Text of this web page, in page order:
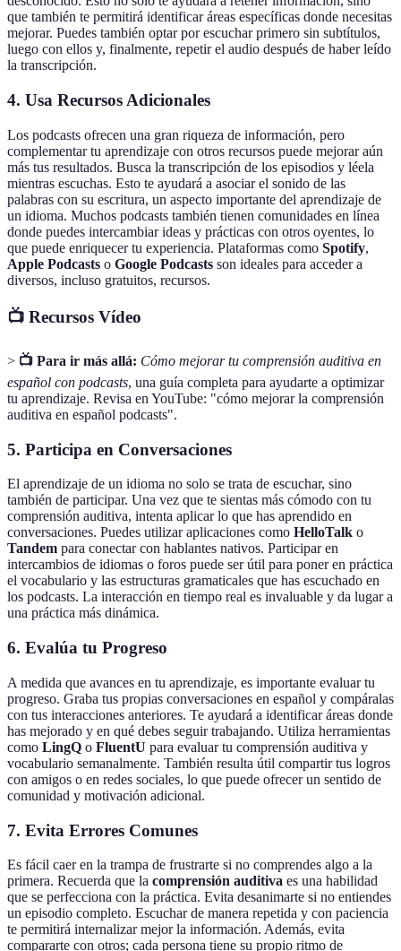
que también te permitirá identificar áreas específicas donde necesitas
mejorar. Puedes también optar por escuchar primero sin subtítulos,
luego con ellos y, finalmente, repetir el audio después de haber leído
la transcripción.
4. Usa Recursos Adicionales
Los podcasts ofrecen una gran riqueza de información, pero
complementar tu aprendizaje con otros recursos puede mejorar aún
más tus resultados. Busca la transcripción de los episodios y léela
mientras escuchas. Esto te ayudará a asociar el sonido de las
palabras con su escritura, un aspecto importante del aprendizaje de
un idioma. Muchos podcasts también tienen comunidades en línea
donde puedes intercambiar ideas y prácticas con otros oyentes, lo
que puede enriquecer tu experiencia. Plataformas como Spotify,
Apple Podcasts o Google Podcasts son ideales para acceder a
diversos, incluso gratuitos, recursos.
📺 Recursos Vídeo
> 📺 Para ir más allá: Cómo mejorar tu comprensión auditiva en
español con podcasts, una guía completa para ayudarte a optimizar
tu aprendizaje. Revisa en YouTube: "cómo mejorar la comprensión
auditiva en español podcasts".
5. Participa en Conversaciones
El aprendizaje de un idioma no solo se trata de escuchar, sino
también de participar. Una vez que te sientas más cómodo con tu
comprensión auditiva, intenta aplicar lo que has aprendido en
conversaciones. Puedes utilizar aplicaciones como HelloTalk o
Tandem para conectar con hablantes nativos. Participar en
intercambios de idiomas o foros puede ser útil para poner en práctica
el vocabulario y las estructuras gramaticales que has escuchado en
los podcasts. La interacción en tiempo real es invaluable y da lugar a
una práctica más dinámica.
6. Evalúa tu Progreso
A medida que avances en tu aprendizaje, es importante evaluar tu
progreso. Graba tus propias conversaciones en español y compáralas
con tus interacciones anteriores. Te ayudará a identificar áreas donde
has mejorado y en qué debes seguir trabajando. Utiliza herramientas
como LingQ o FluentU para evaluar tu comprensión auditiva y
vocabulario semanalmente. También resulta útil compartir tus logros
con amigos o en redes sociales, lo que puede ofrecer un sentido de
comunidad y motivación adicional.
7. Evita Errores Comunes
Es fácil caer en la trampa de frustrarte si no comprendes algo a la
primera. Recuerda que la comprensión auditiva es una habilidad
que se perfecciona con la práctica. Evita desanimarte si no entiendes
un episodio completo. Escuchar de manera repetida y con paciencia
te permitirá internalizar mejor la información. Además, evita
compararte con otros; cada persona tiene su propio ritmo de